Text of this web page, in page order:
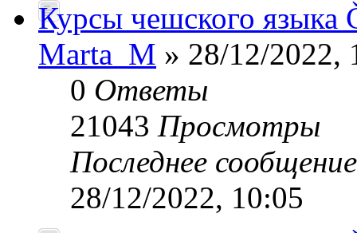
Курсы чешского языка
Marta_M » 28/12/2022,
0 Ответы
21043 Просмотры
Последнее
28/12/2022, 10:05